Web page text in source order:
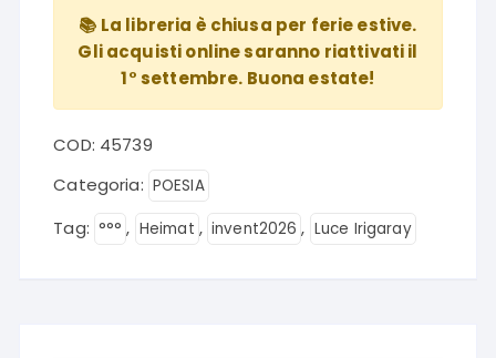
📚 La libreria è chiusa per ferie estive.
Gli acquisti online saranno riattivati il
1° settembre. Buona estate!
COD: 45739
Categoria: POESIA
Tag: °°° , Heimat , invent2026 , Luce Irigaray